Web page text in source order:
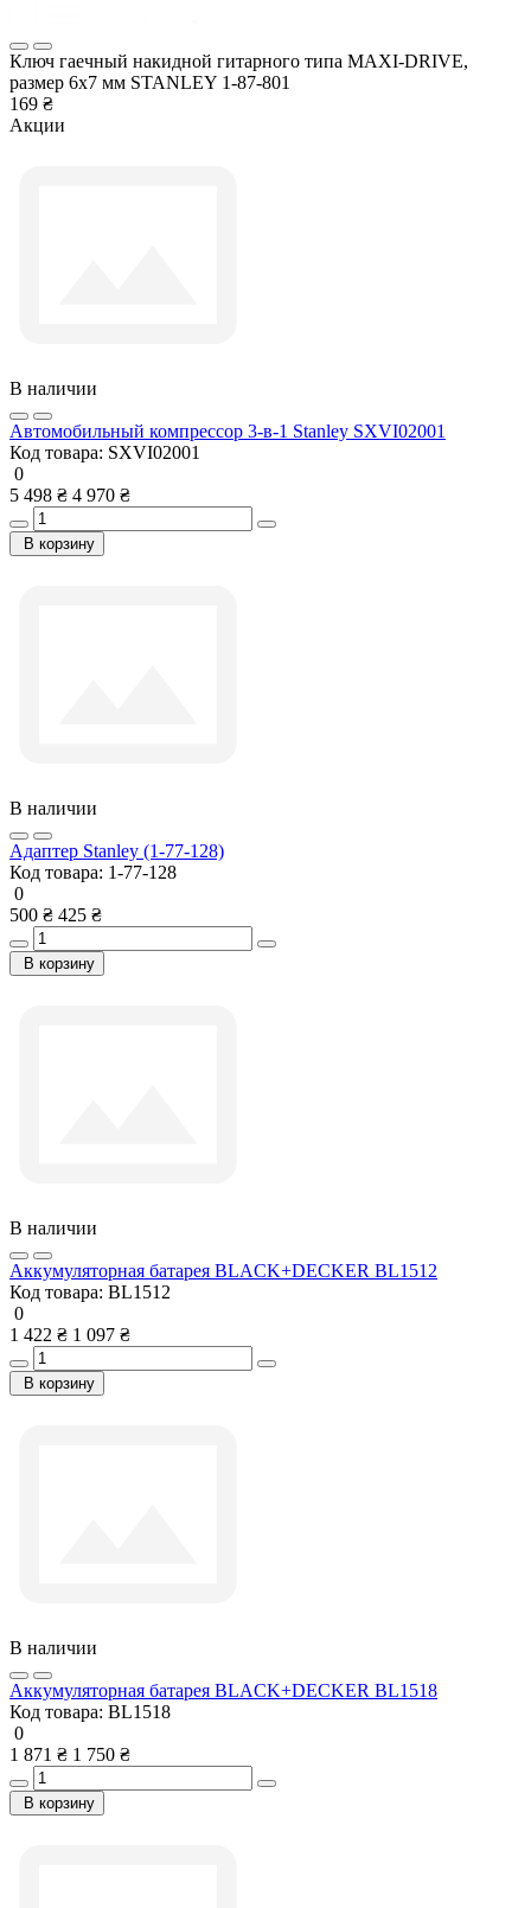
Ключ гаечный накидной гитарного типа MAXI-DRIVE,
размер 6х7 мм STANLEY 1-87-801
169 ₴
Акции
В наличии
Автомобильный компрессор 3-в-1 Stanley SXVI02001
Код товара: SXVI02001
0
5 498 ₴ 4 970 ₴
В корзину
В наличии
Адаптер Stanley (1-77-128)
Код товара: 1-77-128
0
500 ₴ 425 ₴
В корзину
В наличии
Аккумуляторная батарея BLACK+DECKER BL1512
Код товара: BL1512
0
1 422 ₴ 1 097 ₴
В корзину
В наличии
Аккумуляторная батарея BLACK+DECKER BL1518
Код товара: BL1518
0
1 871 ₴ 1 750 ₴
В корзину